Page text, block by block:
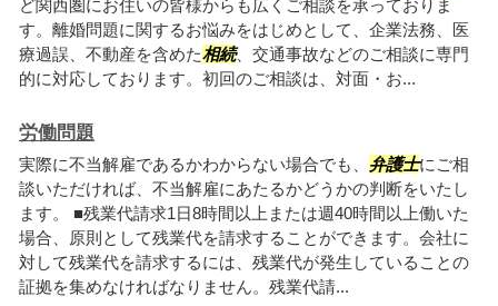
ど関西圏にお住いの皆様からも広くご相談を承っておりま
す。離婚問題に関するお悩みをはじめとして、企業法務、医
療過誤、不動産を含めた相続、交通事故などのご相談に専門
的に対応しております。初回のご相談は、対面・お...
労働問題
実際に不当解雇であるかわからない場合でも、 弁護士にご相
談いただければ、不当解雇にあたるかどうかの判断をいたし
ます。 ■残業代請求1日8時間以上または週40時間以上働いた
場合、原則として残業代を請求することができます。会社に
対して残業代を請求するには、残業代が発生していることの
証拠を集めなければなりません。残業代請...